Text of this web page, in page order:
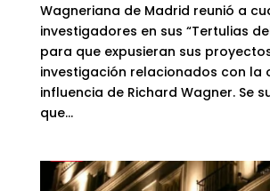
Wagneriana de Madrid reunió a
investigadores en sus “Tertulias
para que expusieran sus
investigación relacionados con la
influencia de Richard Wagner. Se
que...